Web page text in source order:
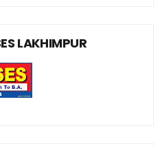
LAKHIMPUR